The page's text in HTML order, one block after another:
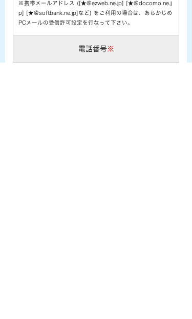
※携帯メールアドレス ([★@ezweb.ne.jp] [★@docomo.ne.j
p] [★@softbank.ne.jp]など) をご利用の場合は、あらかじめ
PCメールの受信許可設定を行なって下さい。
電話番号※